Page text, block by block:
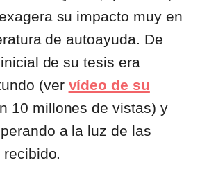
su impacto muy en
de autoayuda. De
de su tesis era
(ver vídeo de su
10 millones de vistas) y
a la luz de las